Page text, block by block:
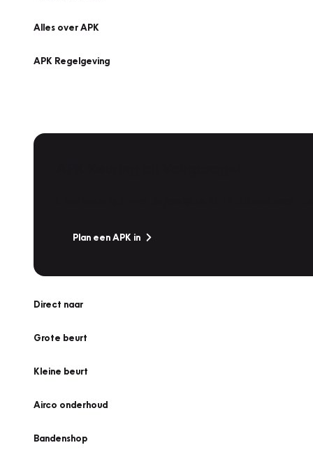
Alles over APK
APK Regelgeving
Plan een APK in
Direct naar
Grote beurt
Kleine beurt
Airco onderhoud
Bandenshop